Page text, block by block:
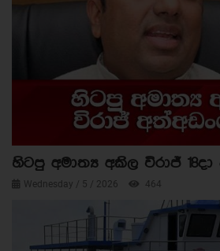
හිටපු අමාත්‍ය අකිල විරාජ්
Wednesday / 5 / 2026 464